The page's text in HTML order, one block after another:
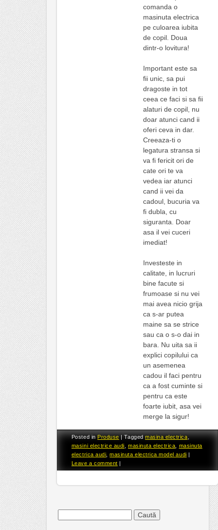
comanda o
masinuta electrica
pe culoarea iubita
de copil. Doua
dintr-o lovitura!
Important este sa
fii unic, sa pui
dragoste in tot
ceea ce faci si sa fii
alaturi de copil, nu
doar atunci cand ii
oferi ceva in dar.
Creeaza-ti o
legatura stransa si
va fi fericit ori de
cate ori te va
vedea iar atunci
cand ii vei da
cadoul, bucuria va
fi dubla, cu
siguranta. Doar
asa il vei cuceri
imediat!
Investeste in
calitate, in lucruri
bine facute si
frumoase si nu vei
mai avea nicio grija
ca s-ar putea
maine sa se strice
sau ca o s-o dai in
bara. Nu uita sa ii
explici copilului ca
un asemenea
cadou il faci pentru
ca a fost cuminte si
pentru ca este
foarte iubit, asa vei
merge la sigur!
Posted inProduse |Taggedmasina electrica,
masini electrice audi
masinuta electrica
masinuta
electrica audi ,masinuta electrica model audi |
Leave a comment |